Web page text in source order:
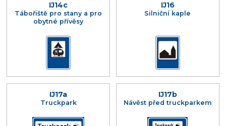
IJ14c
Tábořiště pro stany a pro
obytné přívěsy
IJ16
Silniční kaple
IJ17a
Truckpark
IJ17b
Návěst před truckparkem